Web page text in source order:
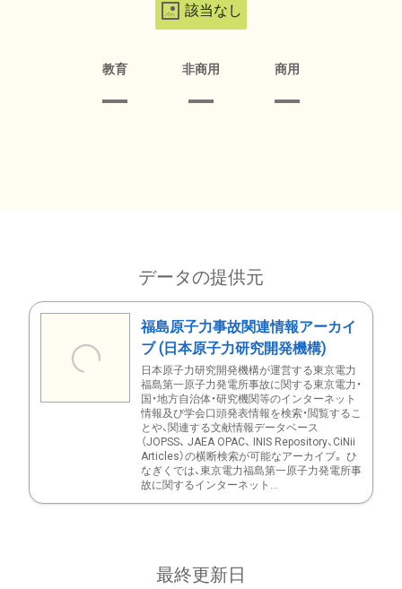
該当なし
教育 非商用 商用
データの提供元
福島原子力事故関連情報アーカイ
ブ (日本原子力研究開発機構)
日本原子力研究開発機構が運営する東京電力
福島第一原子力発電所事故に関する東京電力・
国・地方自治体・研究機関等のインターネット
情報及び学会口頭発表情報を検索・閲覧するこ
とや、関連する文献情報データベース
（JOPSS、 JAEA OPAC、 INIS Repository、CiNii
Articles）の横断検索が可能なアーカイブ。 ひ
なぎくでは、東京電力福島第一原子力発電所事
故に関するインターネット...
最終更新日